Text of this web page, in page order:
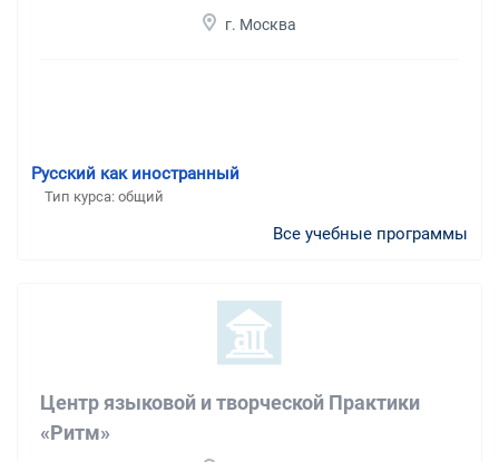
г. Москва
Русский как иностранный
Тип курса: общий
Все учебные программы
Центр языковой и творческой Практики
«Ритм»